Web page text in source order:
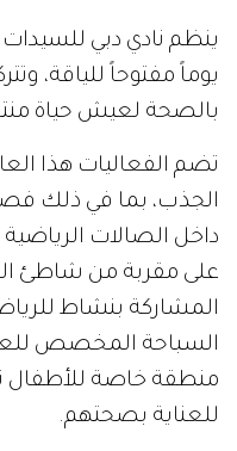
يوماً مفتوحاً للياقة،
بالصحة لعيش حياة
تضم الفعاليات هذا
الجذب، بما في ذلك
داخل الصالات
على مقربة من شاطئ
المشاركة بنشاط
السباحة المخصص
منطقة خاصة للأطفال
للعناية بصحتهم.